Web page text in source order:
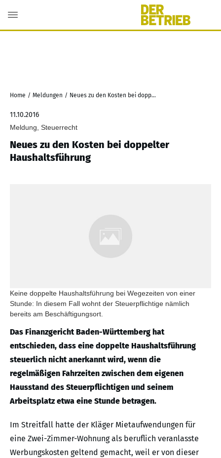
Home / Meldungen / Neues zu den Kosten bei doppelter Haushaltsführung
11.10.2016
Meldung, Steuerrecht
Neues zu den Kosten bei doppelter
Haushaltsführung
Keine doppelte Haushaltsführung bei Wegezeiten von einer
Stunde: In diesem Fall wohnt der Steuerpflichtige nämlich
bereits am Beschäftigungsort.
Das Finanzgericht Baden-Württemberg hat
entschieden, dass eine doppelte Haushaltsführung
steuerlich nicht anerkannt wird, wenn die
regelmäßigen Fahrzeiten zwischen dem eigenen
Hausstand des Steuerpflichtigen und seinem
Arbeitsplatz etwa eine Stunde betragen.
Im Streitfall hatte der Kläger Mietaufwendungen für
eine Zwei-Zimmer-Wohnung als beruflich veranlasste
Werbungskosten geltend gemacht, weil er von dieser